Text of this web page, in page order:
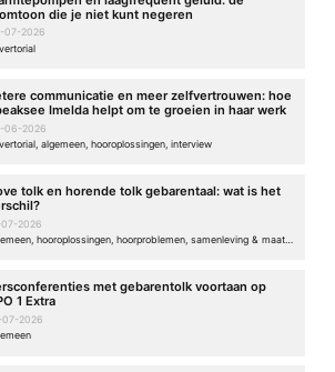
die je niet kunt negeren
07-2026
communicatie en meer zelfvertrouwen: hoe
Imelda helpt om te groeien in haar werk
06-2026
algemeen, hooroplossingen, interview
tolk en horende tolk gebarentaal: wat is het
07-2026
met gebarentolk voortaan op
1 Extra
07-2026